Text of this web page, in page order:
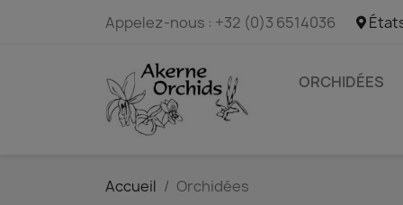
Appelez-nous : +32 (0)3 6514036
ORCHIDÉES
Accueil Orchidées